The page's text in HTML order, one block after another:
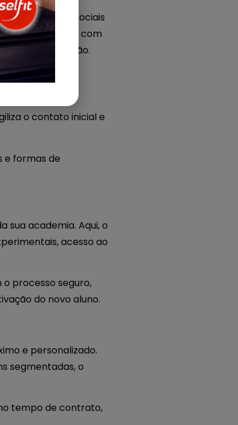
redes sociais
funil de vendas, com
para a conversão.
de interação,
o contato inicial e
e formas de
sua academia. Aqui, o
acesso ao
processo seguro,
do novo aluno.
e personalizado.
segmentadas, o
tempo de contrato,